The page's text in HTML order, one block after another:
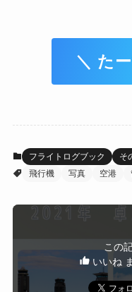
＼ た
フライトログブック
そ
飛行機
写真 空港
この
いいね